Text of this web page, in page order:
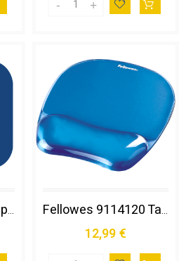
Fellowes 58021 Tappetino per Mouse Blu Fellowes 9114120 Tappetino per Mouse Blu
12,99 €